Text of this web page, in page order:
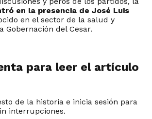
en la presencia de José Luis
en el sector de la salud y
Gobernación del Cesar.
para leer el artículo
de la historia e inicia sesión para
interrupciones.